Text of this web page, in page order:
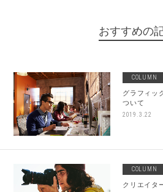
おすすめの
COLUMN
グラフィッ
ついて
2019.3.22
COLUMN
クリエイタ